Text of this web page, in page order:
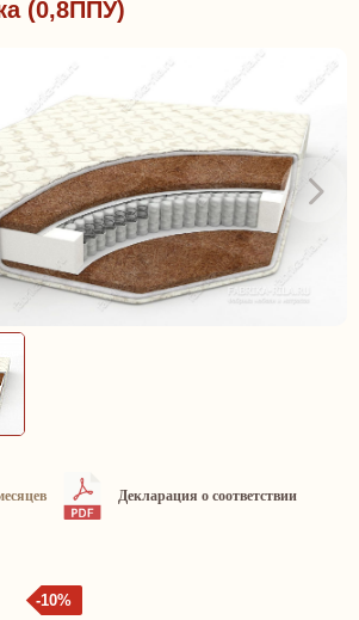
(0,8ППУ)
Декларация о соответствии
-10%